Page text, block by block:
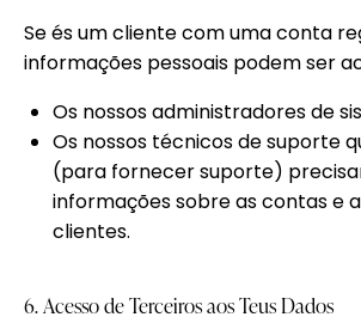
Se és um cliente com uma conta
informações pessoais podem ser
Os nossos administradores de
Os nossos técnicos de suporte
(para fornecer suporte)
informações sobre as contas e
clientes.
6. Acesso de Terceiros aos Teus Dados